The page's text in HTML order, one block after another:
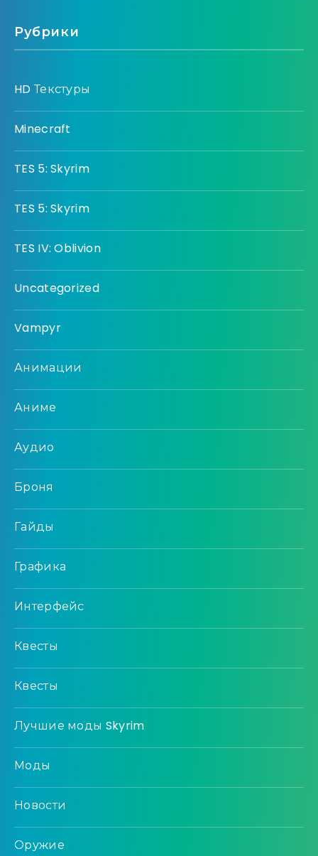
Рубрики
HD Текстуры
Minecraft
TES 5: Skyrim
TES 5: Skyrim
TES IV: Oblivion
Uncategorized
Vampyr
Анимации
Аниме
Аудио
Броня
Гайды
Графика
Интерфейс
Квесты
Квесты
Лучшие моды Skyrim
Моды
Новости
Оружие